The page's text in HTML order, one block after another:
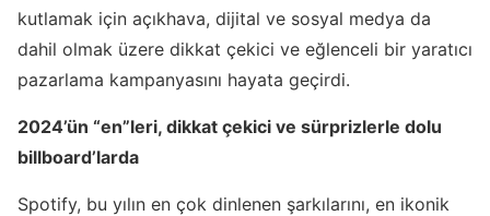
kutlamak için açıkhava, dijital ve sosyal medya da
dahil olmak üzere dikkat çekici ve eğlenceli bir yaratıcı
pazarlama kampanyasını hayata geçirdi.
2024’ün “en”leri, dikkat çekici ve sürprizlerle dolu
billboard’larda
Spotify, bu yılın en çok dinlenen şarkılarını, en ikonik